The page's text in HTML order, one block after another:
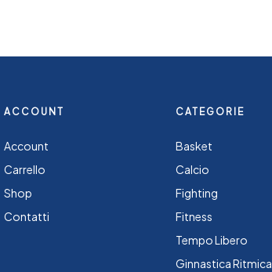
ACCOUNT
Account
Carrello
Shop
Contatti
CATEGORIE
Basket
Calcio
Fighting
Fitness
Tempo Libero
Ginnastica Ritmica